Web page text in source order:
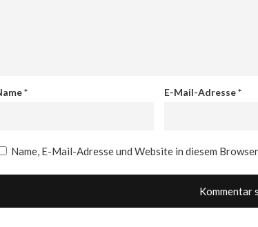
* E-Mail-Adresse*
Name, E-Mail-Adresse und Website in diesem